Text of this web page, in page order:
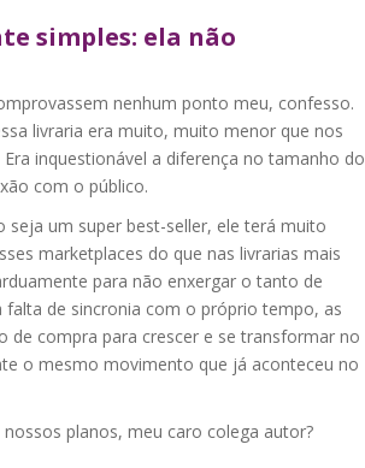
simples: ela não
nenhum ponto meu, confesso.
livraria era muito, muito menor que nos
inquestionável a diferença no tamanho do
com o público.
seja um super best-seller, ele terá muito
marketplaces do que nas livrarias mais
para não enxergar o tanto de
de sincronia com o próprio tempo, as
de compra para crescer e se transformar no
o mesmo movimento que já aconteceu no
planos, meu caro colega autor?